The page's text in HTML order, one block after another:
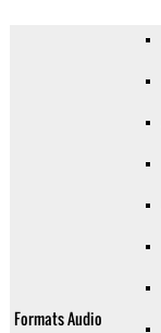
Formats Audio